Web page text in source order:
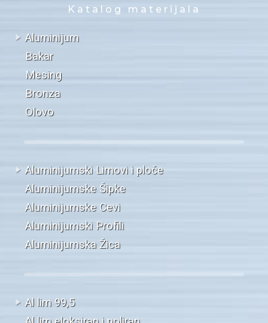
Katalog materijala
Aluminijum
Bakar
Mesing
Bronza
Olovo
Aluminijumski Limovi i ploče
Aluminijumske Šipke
Aluminijumske Cevi
Aluminijumski Profili
Aluminijumska Žica
Al lim 99,5